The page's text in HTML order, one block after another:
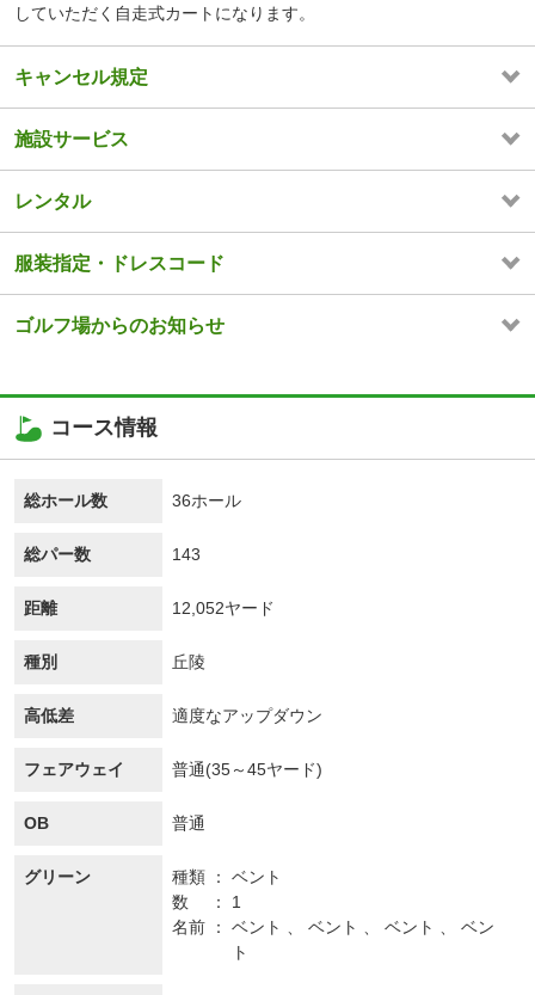
していただく自走式カートになります。
キャンセル規定
施設サービス
レンタル
服装指定・ドレスコード
ゴルフ場からのお知らせ
コース情報
総ホール数 36ホール
総パー数 143
距離 12,052ヤード
種別 丘陵
高低差 適度なアップダウン
フェアウェイ 普通(35～45ヤード)
OB 普通
グリーン 種類
ベント
数
1
名前
ベント 、 ベント 、 ベント 、 ベン
ト